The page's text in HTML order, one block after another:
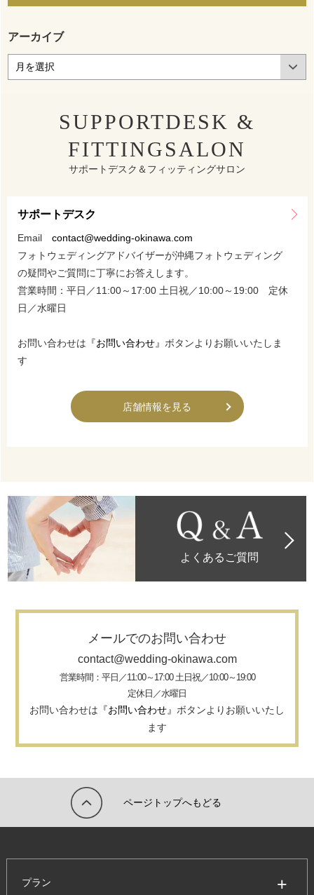
アーカイブ
SUPPORTDESK &
FITTINGSALON
サポートデスク＆フィッティングサロン
サポートデスク
Email contact@wedding-okinawa.com
フォトウェディングアドバイザーが沖縄フォトウェディング
の疑問やご質問に丁寧にお答えします。
営業時間：平日／11:00～17:00 土日祝／10:00～19:00 定休
日／水曜日
お問い合わせは 『お問い合わせ』 ボタンよりお願いいたしま
す
店舗情報を見る
よくあるご質問
メールでのお問い合わせ
contact@wedding-okinawa.com
営業時間：平日／11:00～17:00 土日祝／10:00～19:00
定休日／水曜日
お問い合わせは 『お問い合わせ』 ボタンよりお願いいたし
ます
ページトップへもどる
プラン